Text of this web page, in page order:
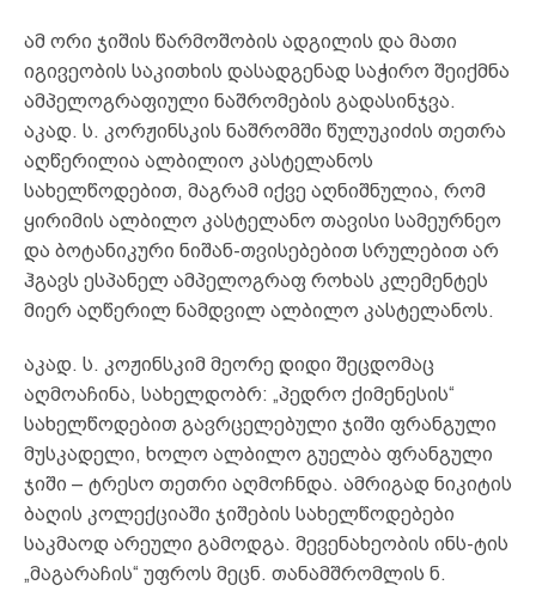
ამ ორი ჯიშის წარმოშობის ადგილის და მათი
იგივეობის საკითხის დასადგენად საჭირო შეიქმნა
ამპელოგრაფიული ნაშრომების გადასინჯვა.
აკად. ს. კორჟინსკის ნაშრომში წულუკიძის თეთრა
აღწერილია ალბილიო კასტელანოს
სახელწოდებით, მაგრამ იქვე აღნიშნულია, რომ
ყირიმის ალბილო კასტელანო თავისი სამეურნეო
და ბოტანიკური ნიშან-თვისებებით სრულებით არ
ჰგავს ესპანელ ამპელოგრაფ როხას კლემენტეს
მიერ აღწერილ ნამდვილ ალბილო კასტელანოს.
აკად. ს. კოჟინსკიმ მეორე დიდი შეცდომაც
აღმოაჩინა, სახელდობრ: „პედრო ქიმენესის“
სახელწოდებით გავრცელებული ჯიში ფრანგული
მუსკადელი, ხოლო ალბილო გუელბა ფრანგული
ჯიში – ტრესო თეთრი აღმოჩნდა. ამრიგად ნიკიტის
ბაღის კოლექციაში ჯიშების სახელწოდებები
საკმაოდ არეული გამოდგა. მევენახეობის ინს-ტის
„მაგარაჩის“ უფროს მეცნ. თანამშრომლის ნ.